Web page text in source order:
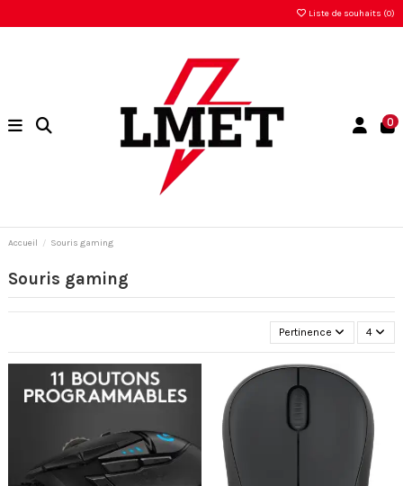
Liste de souhaits (0)
0
Accueil Souris gaming
Souris gaming
Pertinence 4